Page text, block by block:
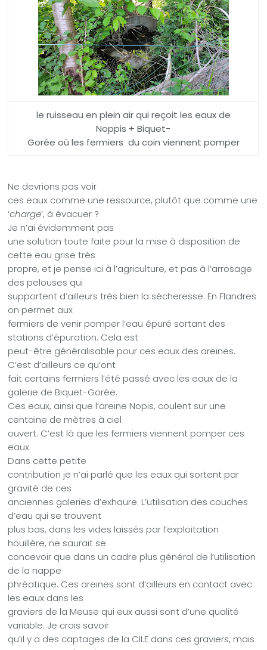
le ruisseau en plein air qui reçoit les eaux de
Noppis + Biquet-
Gorée où les fermiers du coin viennent pomper
Ne devrions pas voir
ces eaux comme une ressource, plutôt que comme une
‘charge’, à évacuer ?
Je n’ai évidemment pas
une solution toute faite pour la mise à disposition de
cette eau grise très
propre, et je pense ici à l’agriculture, et pas à l’arrosage
des pelouses qui
supportent d’ailleurs très bien la sécheresse. En Flandres
on permet aux
fermiers de venir pomper l’eau épuré sortant des
stations d’épuration. Cela est
peut-être généralisable pour ces eaux des areines.
C’est d’ailleurs ce qu’ont
fait certains fermiers l’été passé avec les eaux de la
galerie de Biquet-Gorée.
Ces eaux, ainsi que l’areine Nopis, coulent sur une
centaine de mètres à ciel
ouvert. C’est là que les fermiers viennent pomper ces
eaux
Dans cette petite
contribution je n’ai parlé que les eaux qui sortent par
gravité de ces
anciennes galeries d’exhaure. L’utilisation des couches
d’eau qui se trouvent
plus bas, dans les vides laissés par l’exploitation
houillère, ne saurait se
concevoir que dans un cadre plus général de l’utilisation
de la nappe
phréatique. Ces areines sont d’ailleurs en contact avec
les eaux dans les
graviers de la Meuse qui eux aussi sont d’une qualité
variable. Je crois savoir
qu’il y a des captages de la CILE dans ces graviers, mais